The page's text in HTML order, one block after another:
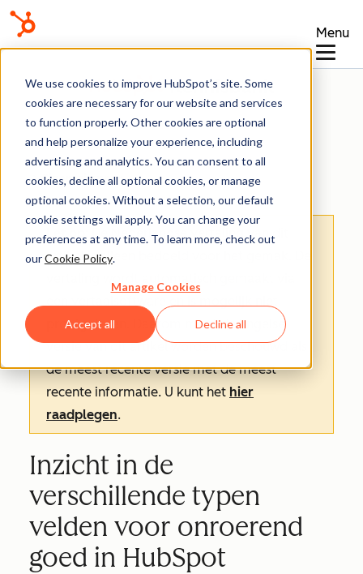
We use cookies to improve HubSpot’s site. Some
cookies are necessary for our website and services
to function properly. Other cookies are optional
and help personalize your experience, including
advertising and analytics. You can consent to all
cookies, decline all optional cookies, or manage
optional cookies. Without a selection, our default
cookie settings will apply. You can change your
preferences at any time. To learn more, check out
ourCookie Policy.
Manage Cookies
Accept all Decline all
Menu
Kennisbank
Eigenschappen
: De Nederlandse vertaling van dit
artikel is alleen bedoeld voor het gemak.
proefgelezen. Daarom moet de Engelse
versie van dit artikel worden beschouwd als
de meest recente versie met de meest
recente informatie. U kunt het hier
raadplegen.
Inzicht in de
verschillende typen
velden voor onroerend
goed in HubSpot